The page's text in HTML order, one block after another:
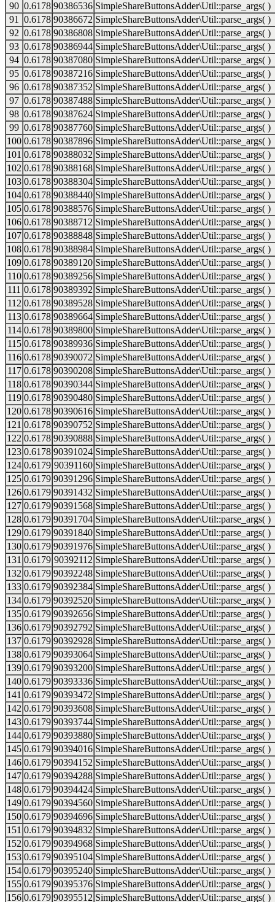
90 0.6178 90386536 SimpleShareButtonsAdder\Util::parse_args( )
91
0.6178 90386672 SimpleShareButtonsAdder\Util::parse_args( )
92 0.6178 90386808 SimpleShareButtonsAdder\Util::parse_args( )
93 0.6178 90386944 SimpleShareButtonsAdder\Util::parse_args( )
94 0.6178 90387080 SimpleShareButtonsAdder\Util::parse_args( )
95 0.6178 90387216 SimpleShareButtonsAdder\Util::parse_args( )
96 0.6178 90387352 SimpleShareButtonsAdder\Util::parse_args( )
97 0.6178 90387488 SimpleShareButtonsAdder\Util::parse_args( )
98 0.6178 90387624 SimpleShareButtonsAdder\Util::parse_args( )
99 0.6178 90387760 SimpleShareButtonsAdder\Util::parse_args( )
100 0.6178 90387896 SimpleShareButtonsAdder\Util::parse_args( )
101 0.6178 90388032 SimpleShareButtonsAdder\Util::parse_args( )
102 0.6178 90388168 SimpleShareButtonsAdder\Util::parse_args( )
103 0.6178 90388304 SimpleShareButtonsAdder\Util::parse_args( )
104 0.6178 90388440 SimpleShareButtonsAdder\Util::parse_args( )
105 0.6178 90388576 SimpleShareButtonsAdder\Util::parse_args( )
106 0.6178 90388712 SimpleShareButtonsAdder\Util::parse_args( )
107 0.6178 90388848 SimpleShareButtonsAdder\Util::parse_args( )
108 0.6178 90388984 SimpleShareButtonsAdder\Util::parse_args( )
109 0.6178 90389120 SimpleShareButtonsAdder\Util::parse_args( )
110 0.6178 90389256 SimpleShareButtonsAdder\Util::parse_args( )
111 0.6178 90389392 SimpleShareButtonsAdder\Util::parse_args( )
112 0.6178 90389528 SimpleShareButtonsAdder\Util::parse_args( )
113 0.6178 90389664 SimpleShareButtonsAdder\Util::parse_args( )
114 0.6178 90389800 SimpleShareButtonsAdder\Util::parse_args( )
115 0.6178 90389936 SimpleShareButtonsAdder\Util::parse_args( )
116 0.6178 90390072 SimpleShareButtonsAdder\Util::parse_args( )
117 0.6178 90390208 SimpleShareButtonsAdder\Util::parse_args( )
118 0.6178 90390344 SimpleShareButtonsAdder\Util::parse_args( )
119 0.6178 90390480 SimpleShareButtonsAdder\Util::parse_args( )
120 0.6178 90390616 SimpleShareButtonsAdder\Util::parse_args( )
121 0.6178 90390752 SimpleShareButtonsAdder\Util::parse_args( )
122 0.6178 90390888 SimpleShareButtonsAdder\Util::parse_args( )
123 0.6178 90391024 SimpleShareButtonsAdder\Util::parse_args( )
124 0.6179 90391160 SimpleShareButtonsAdder\Util::parse_args( )
125 0.6179 90391296 SimpleShareButtonsAdder\Util::parse_args( )
126 0.6179 90391432 SimpleShareButtonsAdder\Util::parse_args( )
127 0.6179 90391568 SimpleShareButtonsAdder\Util::parse_args( )
128 0.6179 90391704 SimpleShareButtonsAdder\Util::parse_args( )
129 0.6179 90391840 SimpleShareButtonsAdder\Util::parse_args( )
130 0.6179 90391976 SimpleShareButtonsAdder\Util::parse_args( )
131 0.6179 90392112 SimpleShareButtonsAdder\Util::parse_args( )
132 0.6179 90392248 SimpleShareButtonsAdder\Util::parse_args( )
133 0.6179 90392384 SimpleShareButtonsAdder\Util::parse_args( )
134 0.6179 90392520 SimpleShareButtonsAdder\Util::parse_args( )
135 0.6179 90392656 SimpleShareButtonsAdder\Util::parse_args( )
136 0.6179 90392792 SimpleShareButtonsAdder\Util::parse_args( )
137 0.6179 90392928 SimpleShareButtonsAdder\Util::parse_args( )
138 0.6179 90393064 SimpleShareButtonsAdder\Util::parse_args( )
139 0.6179 90393200 SimpleShareButtonsAdder\Util::parse_args( )
140 0.6179 90393336 SimpleShareButtonsAdder\Util::parse_args( )
141 0.6179 90393472 SimpleShareButtonsAdder\Util::parse_args( )
142 0.6179 90393608 SimpleShareButtonsAdder\Util::parse_args( )
143 0.6179 90393744 SimpleShareButtonsAdder\Util::parse_args( )
144 0.6179 90393880 SimpleShareButtonsAdder\Util::parse_args( )
145 0.6179 90394016 SimpleShareButtonsAdder\Util::parse_args( )
146 0.6179 90394152 SimpleShareButtonsAdder\Util::parse_args( )
147 0.6179 90394288 SimpleShareButtonsAdder\Util::parse_args( )
148 0.6179 90394424 SimpleShareButtonsAdder\Util::parse_args( )
149 0.6179 90394560 SimpleShareButtonsAdder\Util::parse_args( )
150 0.6179 90394696 SimpleShareButtonsAdder\Util::parse_args( )
151 0.6179 90394832 SimpleShareButtonsAdder\Util::parse_args( )
152 0.6179 90394968 SimpleShareButtonsAdder\Util::parse_args( )
153 0.6179 90395104 SimpleShareButtonsAdder\Util::parse_args( )
154 0.6179 90395240 SimpleShareButtonsAdder\Util::parse_args( )
155 0.6179 90395376 SimpleShareButtonsAdder\Util::parse_args( )
156 0.6179 90395512 SimpleShareButtonsAdder\Util::parse_args( )